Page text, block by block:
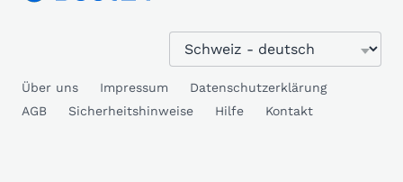
Über uns Impressum
Datenschutzerklärung
AGB
Sicherheitshinweise Hilfe Kontakt